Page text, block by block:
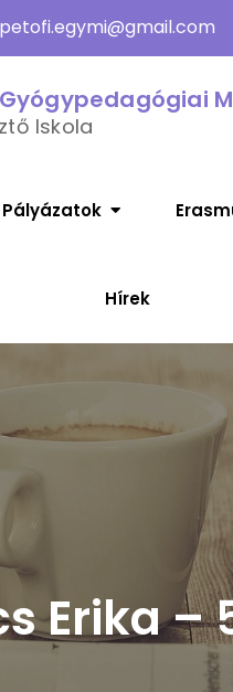
petofi.egymi@gmail.com
Iskola
Pályázatok
Hírek
Erika –